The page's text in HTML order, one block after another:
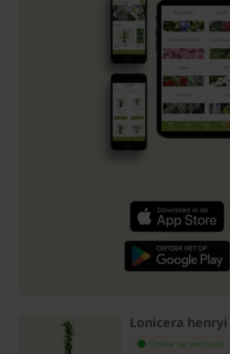
Lonicera henryi
Online op voorraad